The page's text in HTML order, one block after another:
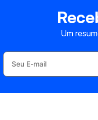
Um